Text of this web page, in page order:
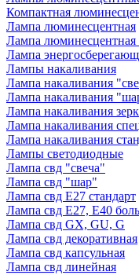
Компактная
Лампа люминесцентная
Лампа люминесцентная
Лампа
Лампы накаливания
Лампа накаливания
Лампа накаливания
Лампа накаливания
Лампа накаливания
Лампа накаливания
Лампы светодиодные
Лампа свд "свеча"
Лампа свд "шар"
Лампа свд E27 стандарт
Лампа свд E27, Е40
Лампа свд GX, GU, G
Лампа свд декоративная
Лампа свд капсульная
Лампа свд линейная